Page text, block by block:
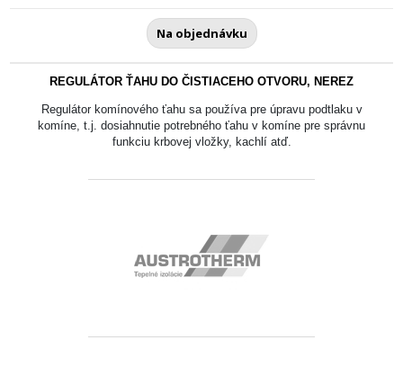
Na objednávku
REGULÁTOR ŤAHU DO ČISTIACEHO OTVORU, NEREZ
Regulátor komínového ťahu sa používa pre úpravu podtlaku v
komíne, t.j. dosiahnutie potrebného ťahu v komíne pre správnu
funkciu krbovej vložky, kachlí atď.